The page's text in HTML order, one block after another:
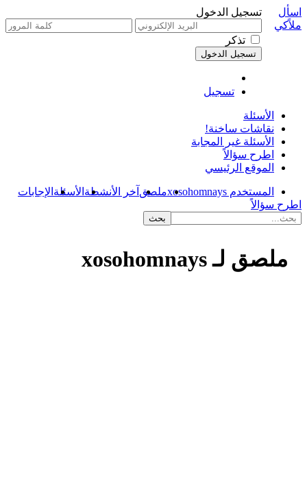
تسجيل الدخول
تذكر
تسجيل
اسأل
ملاًكي
الأسئلة
نقاشات ساخنة!
الأسئلة غير المجابة
اطرح سؤالاً
الموقع الرئيسي
المستخدم xosohomnays ملصق آخر الأنشطة الأسئلة الإجابات
اطرح سؤالاً
ملصق لـ xosohomnays